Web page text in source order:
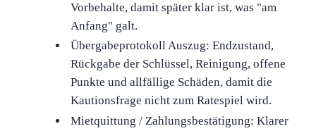
Vorbehalte, damit später klar ist, was "am
Anfang" galt.
Übergabeprotokoll Auszug: Endzustand,
Rückgabe der Schlüssel, Reinigung, offene
Punkte und allfällige Schäden, damit die
Kautionsfrage nicht zum Ratespiel wird.
Mietquittung / Zahlungsbestätigung: Klarer